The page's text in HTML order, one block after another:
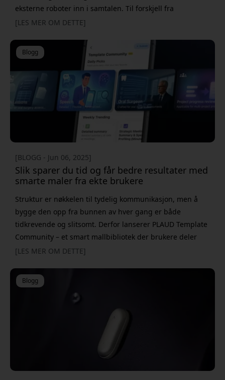
eksterne roboter inn i samtalen. Til forskjell fra
webbaserte løsninger er Plaud Desktop en frittstående
oppdager automatisk når møter starter i tjenester som
Zoom, Google Meet og Microsoft Teams, og lar d
[LES MER OM DETTE]
Blogg
[BLOGG - Jun 06, 2025]
Slik sparer du tid og får bedre resultater med
smarte maler fra ekte brukere
Struktur er nøkkelen til tydelig kommunikasjon, men å
bygge den opp fra bunnen av hver gang er både
tidkrevende og slitsomt. Derfor lanserer PLAUD Template
Community – et smart mallbibliotek der brukere deler
sine egne, velprøvde formater for alt fra kundemøter og
slipper å starte fra null og får i stedet en mal som
allerede er tilpasset akkurat din situasjon. Det som gjør
[LES MER OM DETTE]
Blogg